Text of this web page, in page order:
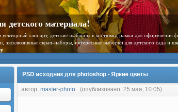
детского материала!
векторный клипарт, детские шаблоны и костюмы, рамки для оформления
эксклюзивные скрап-наборы, интересные выборки для детского сада и
PSD исходник для photoshop - Яркие цветы
автор: master-photo (опубликовано: 25 мая, 10:05)